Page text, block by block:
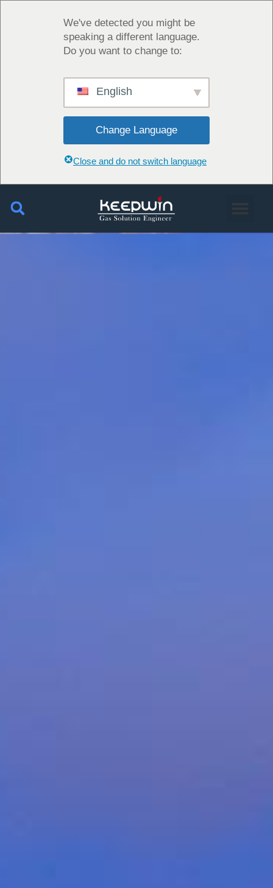
We've detected you might be
speaking a different language.
Do you want to change to:
English
Change Language
Close and do not switch language